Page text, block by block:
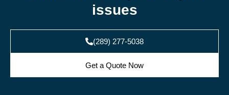
(289) 277-5038
Get a Quote Now
issues